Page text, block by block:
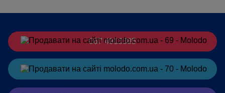
067 4913385
Замовитив Telegram